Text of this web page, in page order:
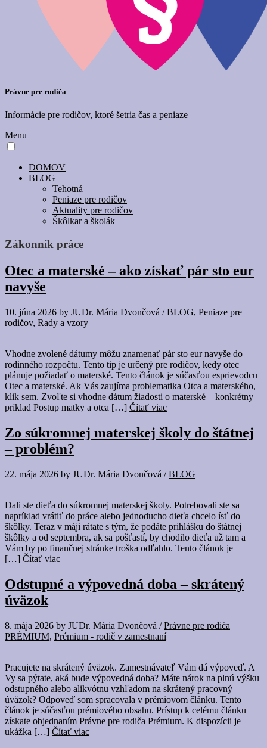
Právne pre rodiča
Informácie pre rodičov, ktoré šetria čas a peniaze
Menu
DOMOV
BLOG
Tehotná
Peniaze pre rodičov
Aktuality pre rodičov
Škôlkar a školák
Zákonník práce
Otec a materské – ako získať pár sto eur
navyše
10. júna 2026 by JUDr. Mária Dvončová /BLOG, Peniaze pre
rodičov, Rady a vzory
Vhodne zvolené dátumy môžu znamenať pár sto eur navyše do
rodinného rozpočtu. Tento tip je určený pre rodičov, kedy otec
plánuje požiadať o materské. Tento článok je súčasťou esprievodcu
Otec a materské. Ak Vás zaujíma problematika Otca a materského,
klik sem. Zvoľte si vhodne dátum žiadosti o materské – konkrétny
príklad Postup matky a otca […] Čítať viac
Zo súkromnej materskej školy do štátnej
– problém?
22. mája 2026 by JUDr. Mária Dvončová /BLOG
Dali ste dieťa do súkromnej materskej školy. Potrebovali ste sa
napríklad vrátiť do práce alebo jednoducho dieťa chcelo ísť do
škôlky. Teraz v máji rátate s tým, že podáte prihlášku do štátnej
škôlky a od septembra, ak sa pošťastí, by chodilo dieťa už tam a
Vám by po finančnej stránke troška odľahlo. Tento článok je
[…] Čítať viac
Odstupné a výpovedná doba – skrátený
úväzok
8. mája 2026 by JUDr. Mária Dvončová /Právne pre rodiča
PRÉMIUM, Prémium - rodič v zamestnaní
Pracujete na skrátený úväzok. Zamestnávateľ Vám dá výpoveď. A
Vy sa pýtate, aká bude výpovedná doba? Máte nárok na plnú výšku
odstupného alebo alikvótnu vzhľadom na skrátený pracovný
úväzok? Odpoveď som spracovala v prémiovom článku. Tento
článok je súčasťou prémiového obsahu. Prístup k celému článku
získate objednaním Právne pre rodiča Prémium. K dispozícii je
ukážka […] Čítať viac